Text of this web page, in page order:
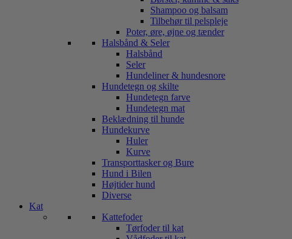
Shampoo og balsam
Tilbehør til pelspleje
Poter, øre, øjne og tænder
Halsbånd & Seler
Halsbånd
Seler
Hundeliner & hundesnore
Hundetegn og skilte
Hundetegn farve
Hundetegn mat
Beklædning til hunde
Hundekurve
Huler
Kurve
Transporttasker og Bure
Hund i Bilen
Højtider hund
Diverse
Kat
Kattefoder
Tørfoder til kat